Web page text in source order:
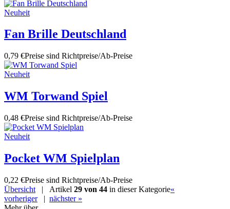
Neuheit
Fan Brille Deutschland
0,79 €Preise sind Richtpreise/Ab-Preise
Neuheit
WM Torwand Spiel
0,48 €Preise sind Richtpreise/Ab-Preise
Neuheit
Pocket WM Spielplan
0,22 €Preise sind Richtpreise/Ab-Preise
Übersicht | Artikel 29 von 44 in dieser Kategorie«
vorheriger| nächster »